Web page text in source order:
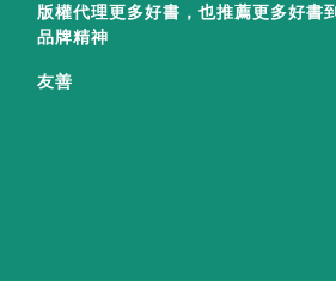
版權代理更多好書，也推薦更多好書
品牌精神
友善